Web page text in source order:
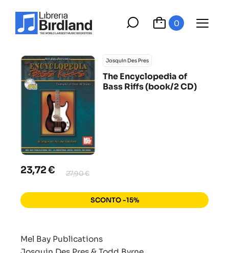
0
Josquin Des Pres
The Encyclopedia of
Bass Riffs (book/2 CD)
23,72 € 27,90 €
SCONTO -15%
Mel Bay Publications